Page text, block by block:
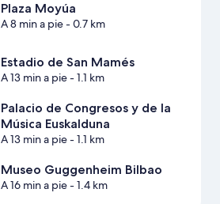
Plaza Moyúa
A 8 min a pie- 0.7 km
Estadio de San Mamés
A 13 min a pie- 1.1 km
Palacio de Congresos y de la
Música Euskalduna
A 13 min a pie- 1.1 km
Museo Guggenheim Bilbao
A 16 min a pie- 1.4 km